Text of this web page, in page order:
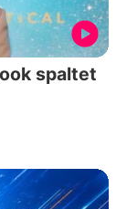
spaltet